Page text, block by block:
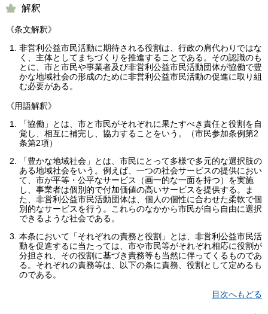
解釈
《条文解釈》
非営利公益市民活動に期待される役割は、行政の肩代わりではな
く、主体としてまちづくりを推進することである。その認識のも
とに、市と市民や事業者及び非営利公益市民活動団体が協働で豊
かな地域社会の形成のために非営利公益市民活動の促進に取り組
む必要がある。
《用語解釈》
「協働」とは、市と市民がそれぞれに果たすべき責任と役割を自
覚し、相互に補完し、協力することをいう。（市民参加条例第2
条第2項）
「豊かな地域社会」とは、市民にとって多様で多元的な選択肢の
ある地域社会をいう。例えば、一つの社会サービスの提供におい
て、市が平等・公平なサービス（画一的な一面を持つ）を実施
し、事業者は個別的で付加価値の高いサービスを提供する。ま
た、非営利公益市民活動団体は、個人の個性に合わせた柔軟で個
別的なサービスを行う。これらのなかから市民が自ら自由に選択
できるような社会である。
本条において「それぞれの責務と役割」とは、非営利公益市民活
動を促進するに当たっては、市や市民等がそれぞれ相応に役割が
分担され、その役割に基づき責務等も当然に伴ってくるものであ
る。それぞれの責務等は、以下の条に責務、役割として定めるも
のである。
目次へもどる